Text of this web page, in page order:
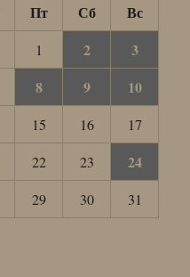
Пт Сб Вс
1 2 3
8 9 10
15 16
17
22 23 24
29 30
31